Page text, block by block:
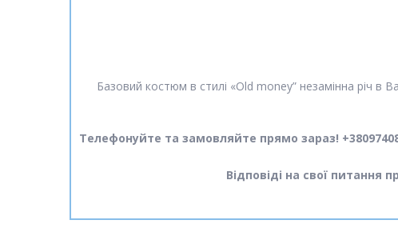
Базовий костюм в стилі «Old money” незамінна річ в
Телефонуйте та замовляйте прямо зараз!
Відповіді на свої питання